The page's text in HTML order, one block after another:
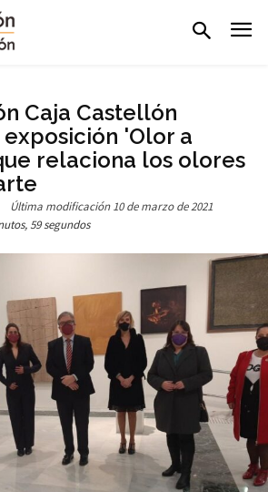
Caja Castellón
'Olor a
relaciona los olores
Última modificación 10 de marzo de 2021
59 segundos